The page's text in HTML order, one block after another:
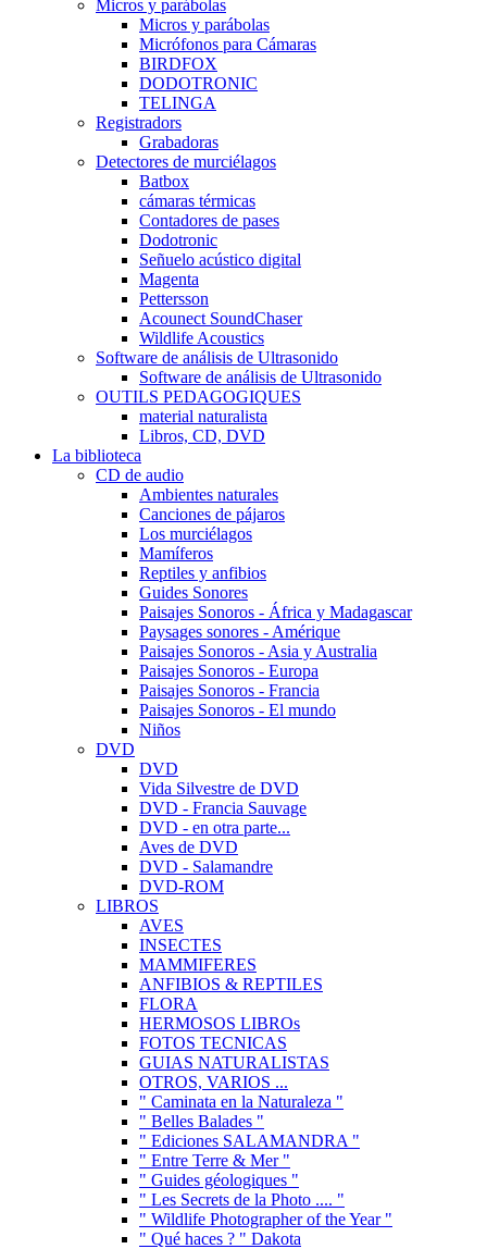
Micros y parábolas
Micros y parábolas
Micrófonos para Cámaras
BIRDFOX
DODOTRONIC
TELINGA
Registradors
Grabadoras
Detectores de murciélagos
Batbox
cámaras térmicas
Contadores de pases
Dodotronic
Señuelo acústico digital
Magenta
Pettersson
Acounect SoundChaser
Wildlife Acoustics
Software de análisis de Ultrasonido
Software de análisis de Ultrasonido
OUTILS PEDAGOGIQUES
material naturalista
Libros, CD, DVD
La biblioteca
CD de audio
Ambientes naturales
Canciones de pájaros
Los murciélagos
Mamíferos
Reptiles y anfibios
Guides Sonores
Paisajes Sonoros - África y Madagascar
Paysages sonores - Amérique
Paisajes Sonoros - Asia y Australia
Paisajes Sonoros - Europa
Paisajes Sonoros - Francia
Paisajes Sonoros - El mundo
Niños
DVD
DVD
Vida Silvestre de DVD
DVD - Francia Sauvage
DVD - en otra parte...
Aves de DVD
DVD - Salamandre
DVD-ROM
LIBROS
AVES
INSECTES
MAMMIFERES
ANFIBIOS & REPTILES
FLORA
HERMOSOS LIBROs
FOTOS TECNICAS
GUIAS NATURALISTAS
OTROS, VARIOS ...
" Caminata en la Naturaleza "
" Belles Balades "
" Ediciones SALAMANDRA "
" Entre Terre & Mer "
" Guides géologiques "
" Les Secrets de la Photo .... "
" Wildlife Photographer of the Year "
" Qué haces ? " Dakota